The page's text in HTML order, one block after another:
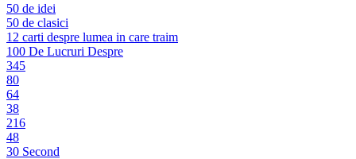
50 de idei
50 de clasici
12 carti despre lumea in care traim
100 De Lucruri Despre
345
80
64
38
216
48
30 Second